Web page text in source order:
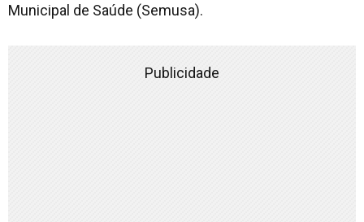
Municipal de Saúde (Semusa).
Publicidade